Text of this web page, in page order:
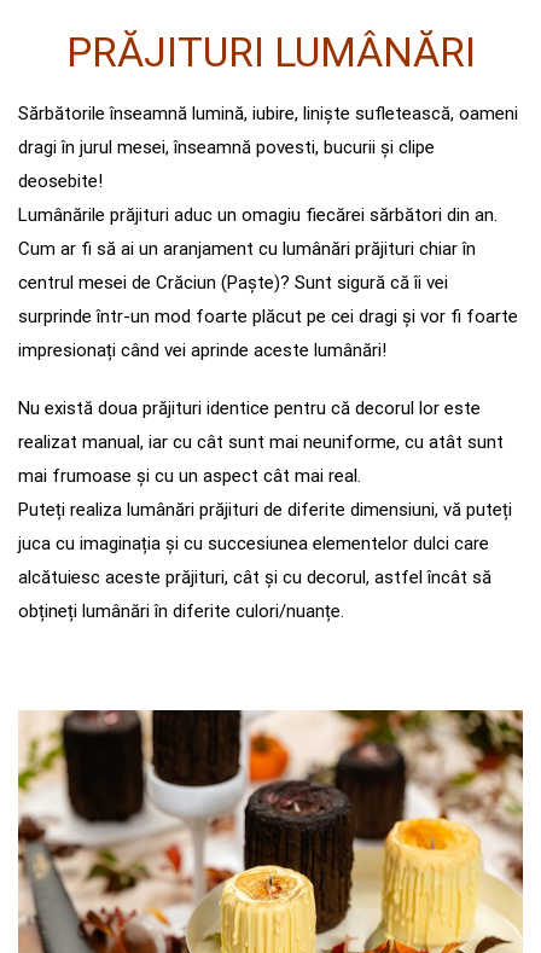
PRĂJITURI LUMÂNĂRI
Sărbătorile înseamnă lumină, iubire, liniște sufletească, oameni
dragi în jurul mesei, înseamnă povesti, bucurii și clipe
deosebite!
Lumânările prăjituri aduc un omagiu fiecărei sărbători din an.
Cum ar fi să ai un aranjament cu lumânări prăjituri chiar în
centrul mesei de Crăciun (Paște)? Sunt sigură că îi vei
surprinde într-un mod foarte plăcut pe cei dragi și vor fi foarte
impresionați când vei aprinde aceste lumânări!
Nu există doua prăjituri identice pentru că decorul lor este
realizat manual, iar cu cât sunt mai neuniforme, cu atât sunt
mai frumoase și cu un aspect cât mai real.
Puteți realiza lumânări prăjituri de diferite dimensiuni, vă puteți
juca cu imaginația și cu succesiunea elementelor dulci care
alcătuiesc aceste prăjituri, cât și cu decorul, astfel încât să
obțineți lumânări în diferite culori/nuanțe.